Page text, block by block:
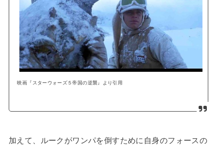
映画『スターウォーズ５帝国の逆襲』より引用
加えて、ルークがワンパを倒すために自身のフォースの